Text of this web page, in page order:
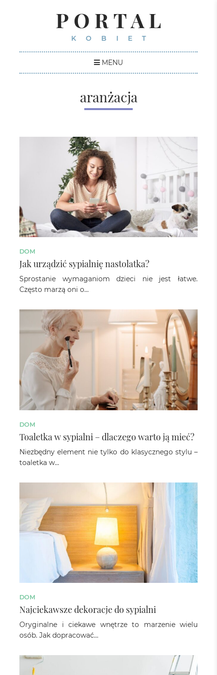
PORTAL
KOBIET
MENU
aranżacja
DOM
Jak urządzić sypialnię nastolatka?
Sprostanie wymaganiom dzieci nie jest łatwe.
Często marzą oni o…
DOM
Toaletka w sypialni – dlaczego warto ją mieć?
Niezbędny element nie tylko do klasycznego stylu –
toaletka w…
DOM
Najciekawsze dekoracje do sypialni
Oryginalne i ciekawe wnętrze to marzenie wielu
osób. Jak dopracować…